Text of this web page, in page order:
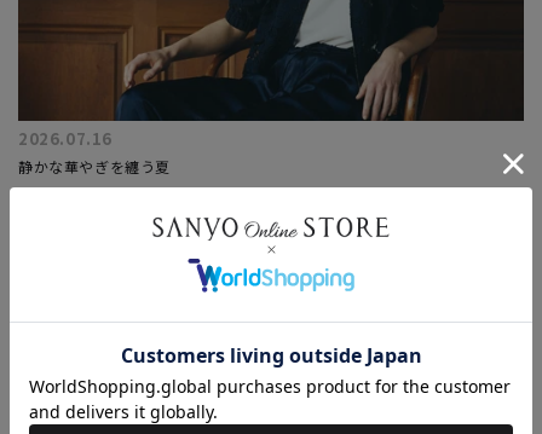
2026.07.16
静かな華やぎを纏う夏